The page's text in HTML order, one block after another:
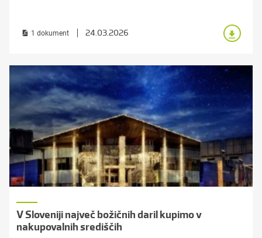
1 dokument 24.03.2026
V Sloveniji največ božičnih daril kupimo v
nakupovalnih središčih